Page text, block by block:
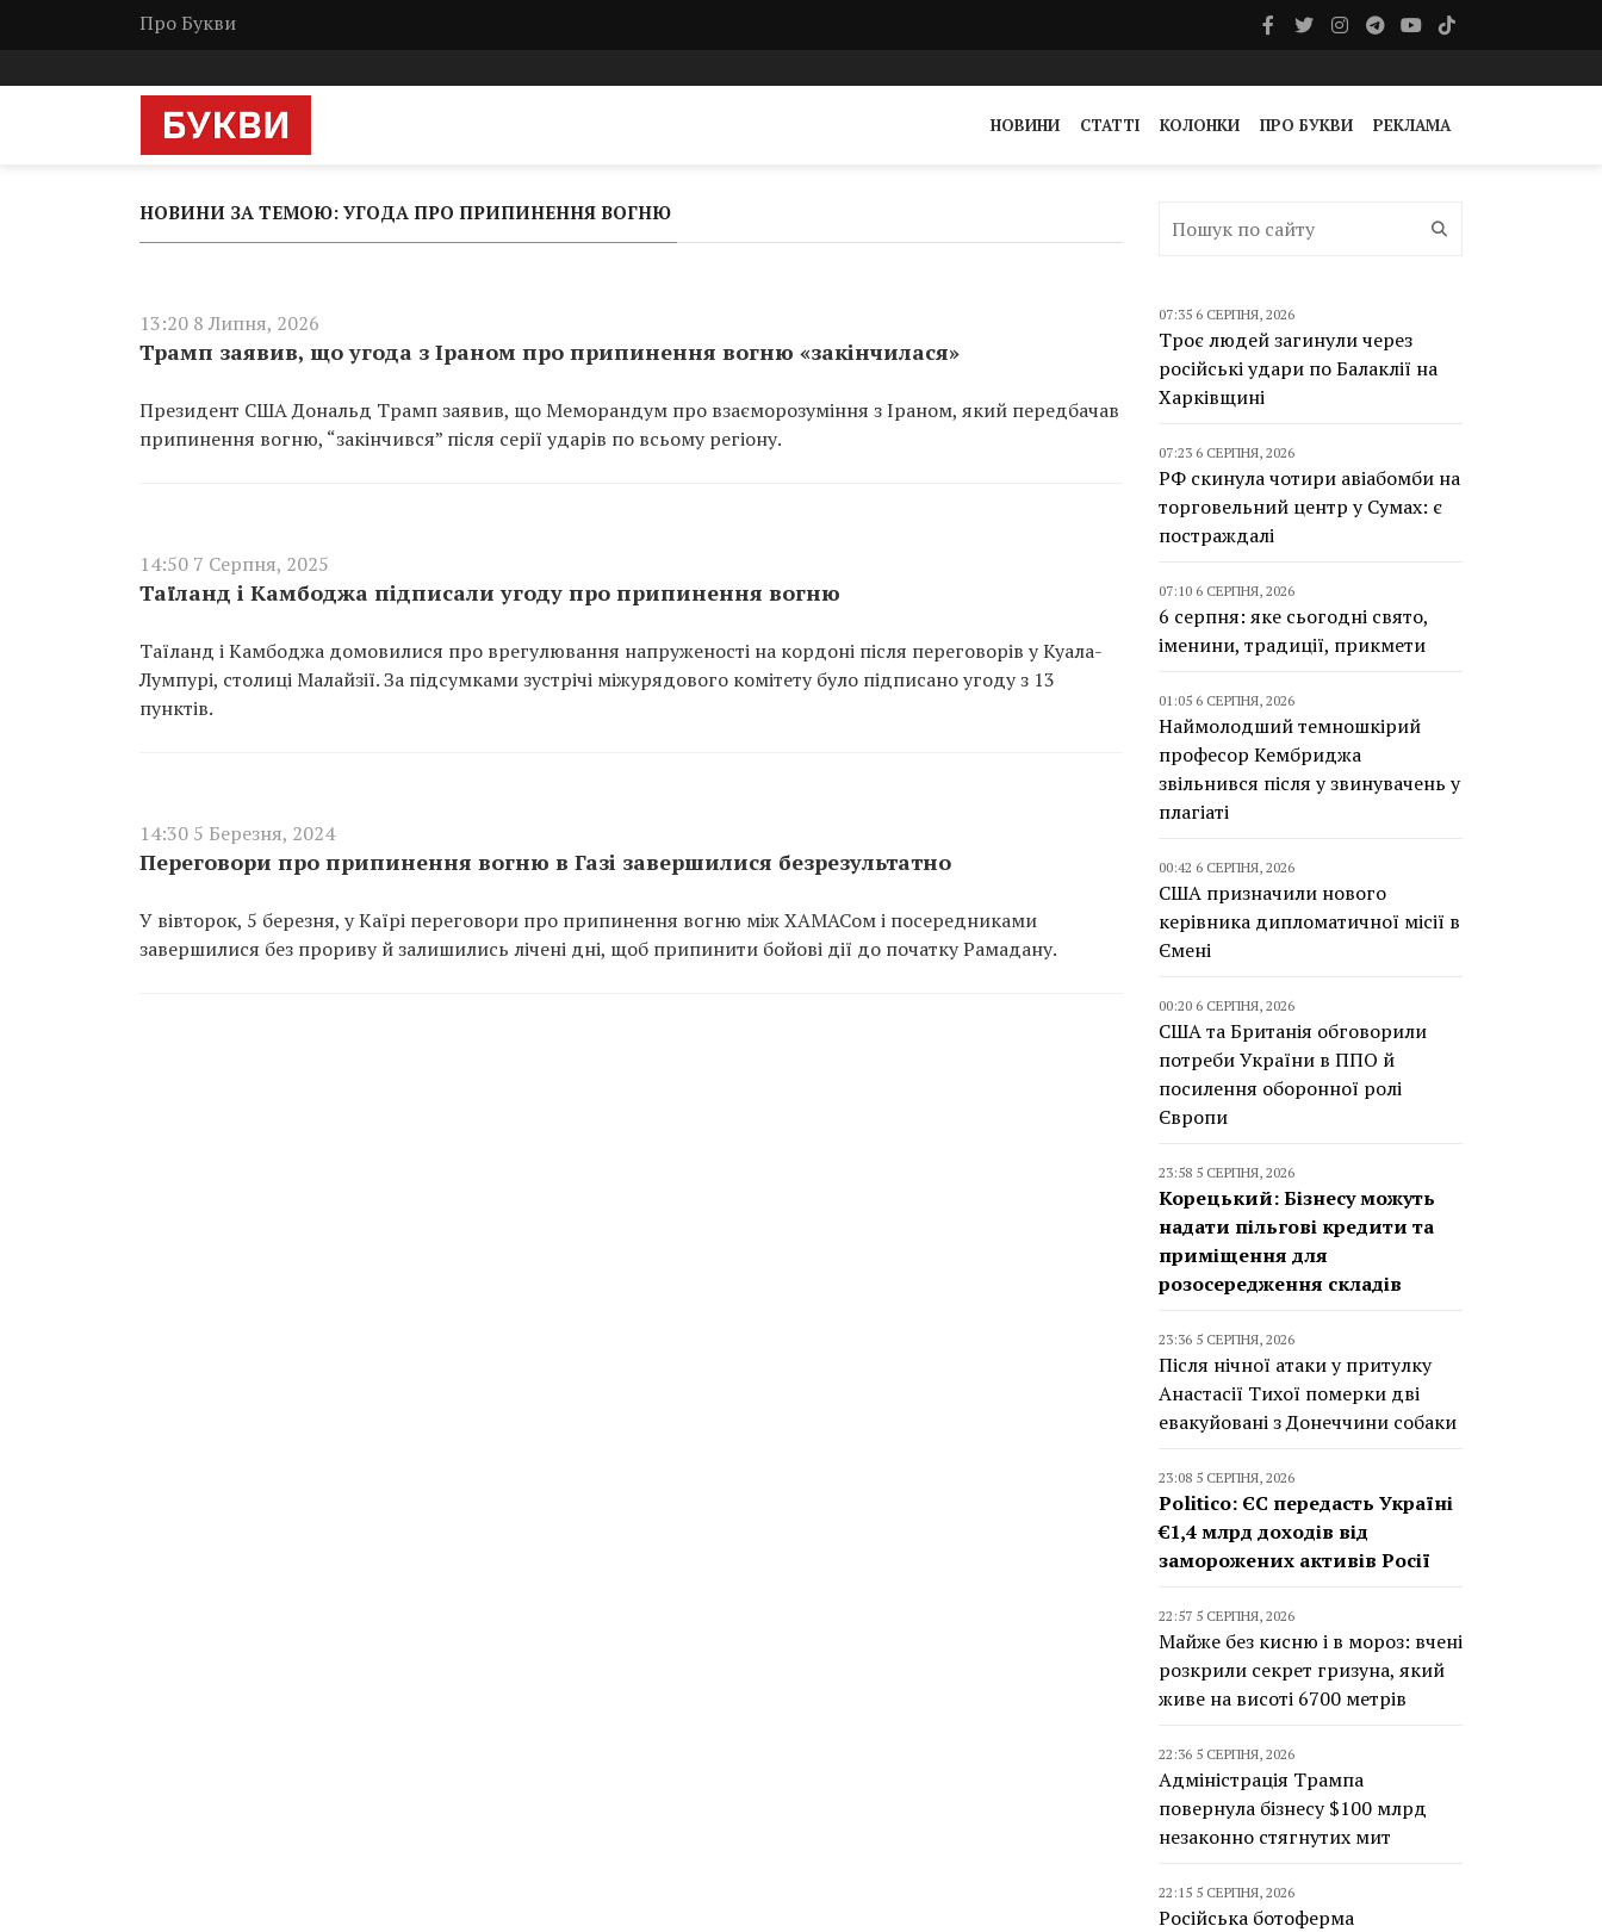
Про Букви
НОВИНИ СТАТТІ КОЛОНКИ ПРО БУКВИ РЕКЛАМА
НОВИНИ ЗА ТЕМОЮ: УГОДА ПРО ПРИПИНЕННЯ ВОГНЮ
13:20 8 Липня, 2026
Трамп заявив, що угода з Іраном про припинення вогню «закінчилася»
Президент США Дональд Трамп заявив, що Меморандум про взаєморозуміння з Іраном, який передбачав
припинення вогню, “закінчився” після серії ударів по всьому регіону.
14:50 7 Серпня, 2025
Таїланд і Камбоджа підписали угоду про припинення вогню
Таїланд і Камбоджа домовилися про врегулювання напруженості на кордоні після переговорів у Куала-
Лумпурі, столиці Малайзії. За підсумками зустрічі міжурядового комітету було підписано угоду з 13
пунктів.
14:30 5 Березня, 2024
Переговори про припинення вогню в Газі завершилися безрезультатно
У вівторок, 5 березня, у Каїрі переговори про припинення вогню між ХАМАСом і посередниками
завершилися без прориву й залишились лічені дні, щоб припинити бойові дії до початку Рамадану.
07:35 6 СЕРПНЯ, 2026
Троє людей загинули через
російські удари по Балаклії на
Харківщині
07:23 6 СЕРПНЯ, 2026
РФ скинула чотири авіабомби на
торговельний центр у Сумах: є
постраждалі
07:10 6 СЕРПНЯ, 2026
6 серпня: яке сьогодні свято,
іменини, традиції, прикмети
01:05 6 СЕРПНЯ, 2026
Наймолодший темношкірий
професор Кембриджа
звільнився після у звинувачень у
плагіаті
00:42 6 СЕРПНЯ, 2026
США призначили нового
керівника дипломатичної місії в
Ємені
00:20 6 СЕРПНЯ, 2026
США та Британія обговорили
потреби України в ППО й
посилення оборонної ролі
Європи
23:58 5 СЕРПНЯ, 2026
Корецький: Бізнесу можуть
надати пільгові кредити та
приміщення для
розосередження складів
23:36 5 СЕРПНЯ, 2026
Після нічної атаки у притулку
Анастасії Тихої померки дві
евакуйовані з Донеччини собаки
23:08 5 СЕРПНЯ, 2026
Politico: ЄС передасть Україні
€1,4 млрд доходів від
заморожених активів Росії
22:57 5 СЕРПНЯ, 2026
Майже без кисню і в мороз: вчені
розкрили секрет гризуна, який
живе на висоті 6700 метрів
22:36 5 СЕРПНЯ, 2026
Адміністрація Трампа
повернула бізнесу $100 млрд
незаконно стягнутих мит
22:15 5 СЕРПНЯ, 2026
Російська ботоферма